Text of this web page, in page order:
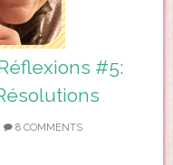
#5:
8 COMMENTS